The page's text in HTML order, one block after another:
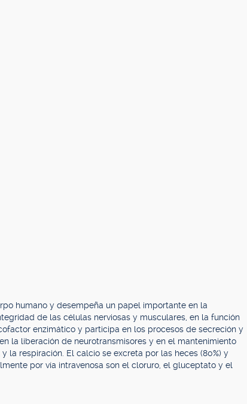
humano y desempeña un papel importante en la
de las células nerviosas y musculares, en la función
enzimático y participa en los procesos de secreción y
la liberación de neurotransmisores y en el mantenimiento
respiración. El calcio se excreta por las heces (80%) y
por vía intravenosa son el cloruro, el gluceptato y el